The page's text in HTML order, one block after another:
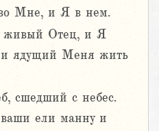
Мне, и Я в нем.
живый Отец, и Я
и ядущий Меня жить
сшедший с небес.
ели манну и